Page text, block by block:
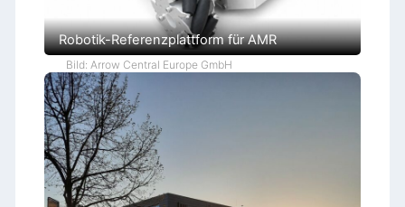
Robotik-Referenzplattform für AMR
Bild: Arrow Central Europe GmbH